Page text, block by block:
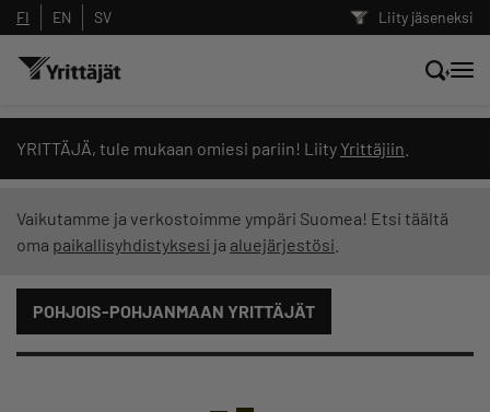
Liity jäseneksi
FI EN SV
YRITTÄJÄ, tule mukaan omiesi pariin! Liity Yrittäjiin
Vaikutamme ja verkostoimme ympäri Suomea! Etsi täältä
oma paikallisyhdistyksesi ja aluejärjestösi
POHJOIS-POHJANMAAN YRITTÄJÄT
Hae sivustolta tai kysy suoraan
Yrittäjien tekoälyltä
Suodata hakutuloksia: näytä kaikki sisältö